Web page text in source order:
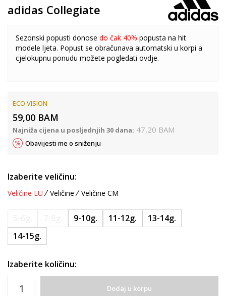
adidas Collegiate
Sezonski popusti donose do čak 40% popusta na hit
modele ljeta. Popust se obračunava automatski u korpi a
cjelokupnu ponudu možete pogledati ovdje.
ECO VISION
59,00 BAM
Najniža cijena u posljednjih 30 dana: 47,20 BAM
Obavijesti me o sniženju
Izaberite veličinu:
Veličine EU Veličine Veličine CM
9-10g. 11-12g.
13-14g.
14-15g.
Izaberite količinu:
Dodaj u korpu